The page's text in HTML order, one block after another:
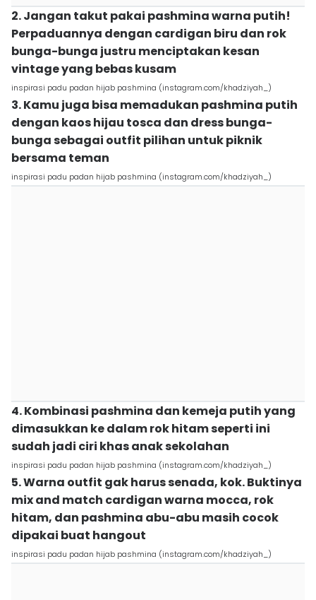
2. Jangan takut pakai pashmina warna putih!
Perpaduannya dengan cardigan biru dan rok
bunga-bunga justru menciptakan kesan
vintage yang bebas kusam
inspirasi padu padan hijab pashmina (instagram.com/khadziyah_)
3. Kamu juga bisa memadukan pashmina putih
dengan kaos hijau tosca dan dress bunga-
bunga sebagai outfit pilihan untuk piknik
bersama teman
inspirasi padu padan hijab pashmina (instagram.com/khadziyah_)
4. Kombinasi pashmina dan kemeja putih yang
dimasukkan ke dalam rok hitam seperti ini
sudah jadi ciri khas anak sekolahan
inspirasi padu padan hijab pashmina (instagram.com/khadziyah_)
5. Warna outfit gak harus senada, kok. Buktinya
mix and match cardigan warna mocca, rok
hitam, dan pashmina abu-abu masih cocok
dipakai buat hangout
inspirasi padu padan hijab pashmina (instagram.com/khadziyah_)